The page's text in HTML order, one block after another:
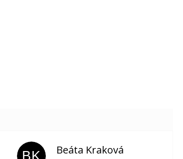
BK Beáta Kraková